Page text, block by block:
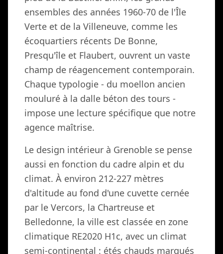
ensembles des années 1960-70 de l'Île
Verte et de la Villeneuve, comme les
écoquartiers récents De Bonne,
Presqu'île et Flaubert, ouvrent un vaste
champ de réagencement contemporain.
Chaque typologie - du moellon ancien
mouluré à la dalle béton des tours -
impose une lecture spécifique que notre
agence maîtrise.
Le design intérieur à Grenoble se pense
aussi en fonction du cadre alpin et du
climat. À environ 212-227 mètres
d'altitude au fond d'une cuvette cernée
par le Vercors, la Chartreuse et
Belledonne, la ville est classée en zone
climatique RE2020 H1c, avec un climat
semi-continental : étés chauds marqués